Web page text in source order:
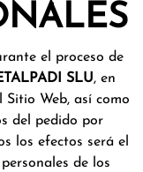
el proceso de
SLU, en
Web, así como
del pedido por
los efectos será el
de los